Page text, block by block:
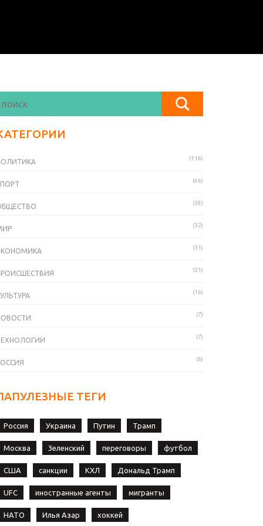
(116)
(66)
(58)
(32)
(31)
(21)
(16)
(7)
(7)
(6)
ТЕГИ
Россия Украина Путин Трамп
Москва Зеленский переговоры футбол
США санкции КХЛ Дональд Трамп
UFC иностранные агенты мигранты
НАТО Илья Азар хоккей